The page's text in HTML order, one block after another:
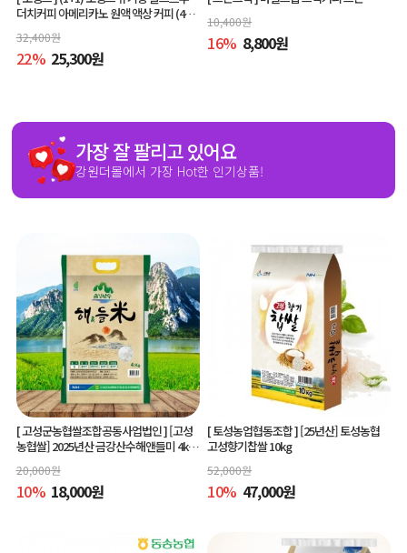
더치커피 아메리카노 원액 액상 커피 (400
ml x 2개, 교차 구매 가능)
32,400원
22% 25,300원
10,400원
16% 8,800원
가장 잘 팔리고 있어요
강원더몰에서 가장 Hot한 인기상품!
[ 고성군농협쌀조합공동사업법인 ][고성
농협쌀] 2025년산 금강산수해앤들미 4kg
(상등급) 당일도정
20,000원
10% 18,000원
[ 토성농업협동조합 ][25년산] 토성농협
고성향기찹쌀 10kg
52,000원
10% 47,000원